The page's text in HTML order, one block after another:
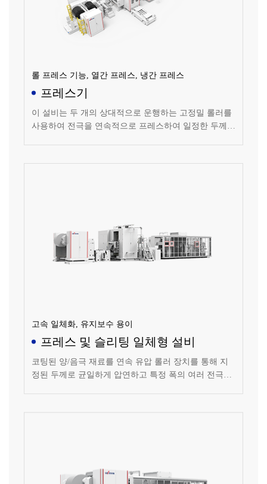
롤 프레스 기능, 열간 프레스, 냉간 프레스
프레스기
이 설비는 두 개의 상대적으로 운행하는 고정밀 롤러를
사용하여 전극을 연속적으로 프레스하여 일정한 두께와
일관성이 좋고 압연 밀도의 호환 범위가 넓습니다.
고속 일체화, 유지보수 용이
프레스 및 슬리팅 일체형 설비
코팅된 양/음극 재료를 연속 유압 롤러 장치를 통해 지
정된 두께로 균일하게 압연하고 특정 폭의 여러 전극으